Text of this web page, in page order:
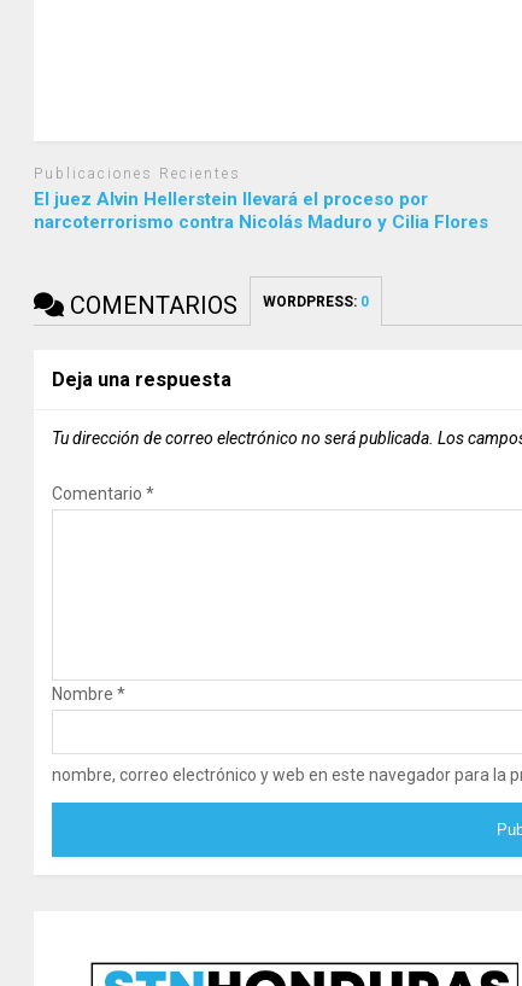
Publicaciones Recientes
El juez Alvin Hellerstein llevará el proceso por
narcoterrorismo contra Nicolás Maduro y Cilia Flores
COMENTARIOS WORDPRESS: 0
Deja una respuesta
Tu dirección de correo electrónico no será publicada. Los
Comentario*
Nombre*
nombre, correo electrónico y web en este navegador para la